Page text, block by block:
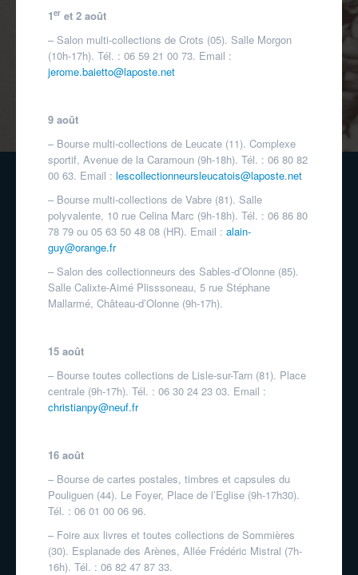
1er et 2 août
– Salon multi-collections de Crots (05). Salle Morgon
(10h-17h). Tél. : 06 59 21 00 73. Email :
jerome.baietto@laposte.net
9 août
– Bourse multi-collections de Leucate (11). Complexe
sportif, Avenue de la Caramoun (9h-18h). Tél. : 06 80 82
00 63. Email : lescollectionneursleucatois@laposte.net
– Bourse multi-collections de Vabre (81). Salle
polyvalente, 10 rue Celina Marc (9h-18h). Tél. : 06 86 80
78 79 ou 05 63 50 48 08 (HR). Email : alain-
guy@orange.fr
– Salon des collectionneurs des Sables-d’Olonne (85).
Salle Calixte-Aimé Plisssoneau, 5 rue Stéphane
Mallarmé, Château-d’Olonne (9h-17h).
15 août
– Bourse toutes collections de Lisle-sur-Tarn (81). Place
centrale (9h-17h). Tél. : 06 30 24 23 03. Email :
christianpy@neuf.fr
16 août
– Bourse de cartes postales, timbres et capsules du
Pouliguen (44). Le Foyer, Place de l’Eglise (9h-17h30).
Tél. : 06 01 00 06 96.
– Foire aux livres et toutes collections de Sommières
(30). Esplanade des Arènes, Allée Frédéric Mistral (7h-
16h). Tél. : 06 82 47 87 33.